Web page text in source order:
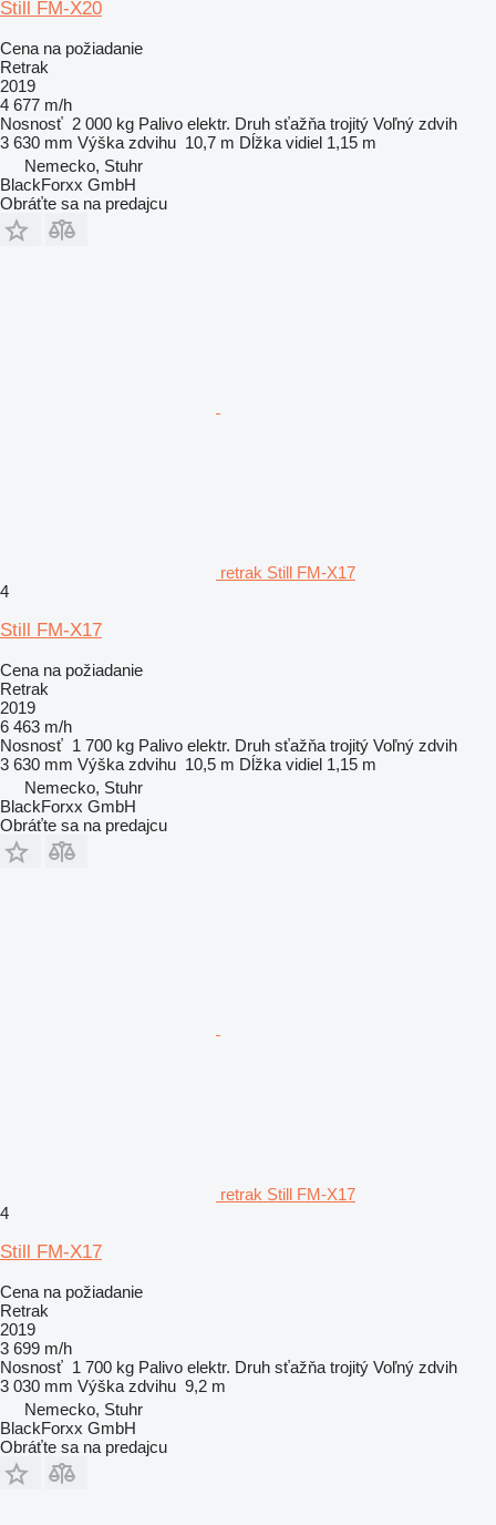
Still FM-X20
Cena na požiadanie
Retrak
2019
4 677 m/h
Nosnosť 2 000 kg Palivo elektr. Druh sťažňa trojitý Voľný zdvih
3 630 mm Výška zdvihu 10,7 m Dĺžka vidiel 1,15 m
Nemecko, Stuhr
BlackForxx GmbH
Obráťte sa na predajcu
retrak Still FM-X17
4
Still FM-X17
Cena na požiadanie
Retrak
2019
6 463 m/h
Nosnosť 1 700 kg Palivo elektr. Druh sťažňa trojitý Voľný zdvih
3 630 mm Výška zdvihu 10,5 m Dĺžka vidiel 1,15 m
Nemecko, Stuhr
BlackForxx GmbH
Obráťte sa na predajcu
retrak Still FM-X17
4
Still FM-X17
Cena na požiadanie
Retrak
2019
3 699 m/h
Nosnosť 1 700 kg Palivo elektr. Druh sťažňa trojitý Voľný zdvih
3 030 mm Výška zdvihu 9,2 m
Nemecko, Stuhr
BlackForxx GmbH
Obráťte sa na predajcu